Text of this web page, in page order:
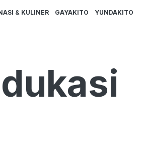
& KULINER GAYAKITO YUNDAKITO